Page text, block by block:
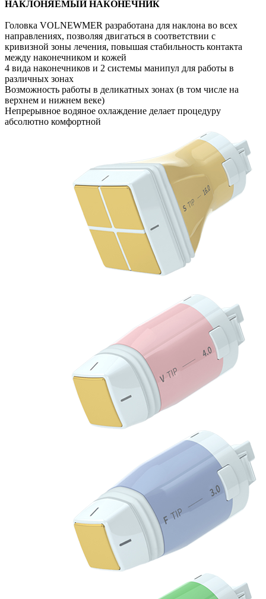
НАКЛОНЯЕМЫЙ НАКОНЕЧНИК
Головка VOLNEWMER разработана для наклона во всех
направлениях, позволяя двигаться в соответствии с
кривизной зоны лечения, повышая стабильность контакта
между наконечником и кожей
4 вида наконечников и 2 системы манипул для работы в
различных зонах
Возможность работы в деликатных зонах (в том числе на
верхнем и нижнем веке)
Непрерывное водяное охлаждение делает процедуру
абсолютно комфортной